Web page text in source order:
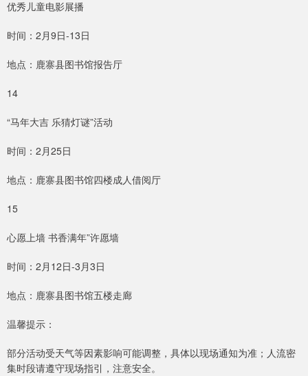
优秀儿童电影展播
时间：2月9日-13日
地点：鹿寨县图书馆报告厅
14
“马年大吉 乐猜灯谜”活动
时间：2月25日
地点：鹿寨县图书馆四楼成人借阅厅
15
心愿上墙 书香满年”许愿墙
时间：2月12日-3月3日
地点：鹿寨县图书馆五楼走廊
温馨提示：
部分活动受天气等因素影响可能调整，具体以现场通知为准；人流密
集时段请遵守现场指引，注意安全。